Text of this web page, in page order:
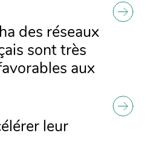
des réseaux
sont très
aux
leur